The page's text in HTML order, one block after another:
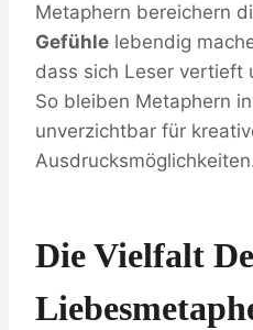
Metaphern bereichern
Gefühle lebendig
dass sich Leser vertieft
So bleiben Metaphern
unverzichtbar für
Die Vielfalt